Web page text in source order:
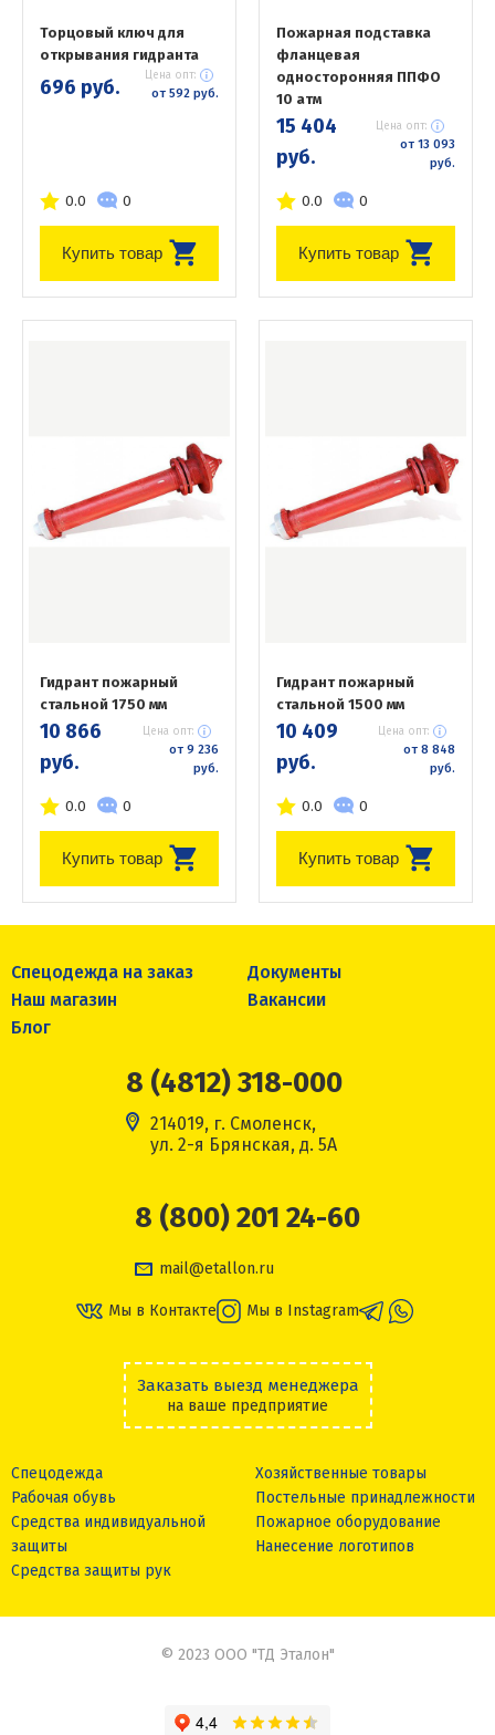
Торцовый ключ для
открывания гидранта
696 руб. Цена опт:
от 592 руб.
0.0 0
Купить товар
Пожарная подставка
фланцевая
односторонняя ППФО
10 атм
15 404
руб.
Цена опт:
от 13 093
руб.
0.0 0
Купить товар
Гидрант пожарный
стальной 1750 мм
10 866
руб.
Цена опт:
от 9 236
руб.
0.0 0
Купить товар
Гидрант пожарный
стальной 1500 мм
10 409
руб.
Цена опт:
от 8 848
руб.
0.0 0
Купить товар
Спецодежда на заказ
Документы
Наш магазин
Вакансии
Блог
8 (4812) 318-000
214019, г. Смоленск,
ул. 2-я Брянская, д. 5А
8 (800) 201 24-60
mail@etallon.ru
Мы в Контакте Мы в Instagram
Заказать выезд менеджера
на ваше предприятие
Спецодежда
Рабочая обувь
Средства индивидуальной
защиты
Средства защиты рук
Хозяйственные товары
Постельные принадлежности
Пожарное оборудование
Нанесение логотипов
© 2023 ООО "ТД Эталон"